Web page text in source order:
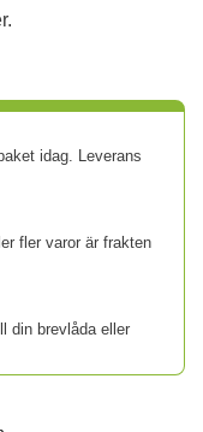
idag. Leverans
fler varor är frakten
din brevlåda eller